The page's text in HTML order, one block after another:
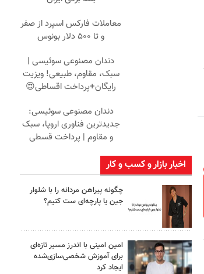
معاملات فارکس اسپرد از صفر
و تا ۵۰۰ دلار بونوس
دندان مصنوعی سوئیسی |
سبک، مقاوم، طبیعی! ویزیت
رایگان+پرداخت اقساطی😍
دندان مصنوعی سوئیسی:
جدیدترین فناوری اروپا، سبک
و مقاوم | پرداخت قسطی
اخبار بازار و کسب و کار
چگونه پیراهن مردانه را با شلوار
جین یا پارچه‌ای ست کنیم؟
امین امینی با اندرز مسیر تازه‌ای
برای آموزش شخصی‌سازی‌شده
ایجاد کرد